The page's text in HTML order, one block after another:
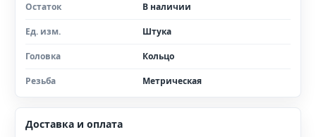
Остаток В наличии
Ед. изм. Штука
Головка Кольцо
Резьба Метрическая
Доставка и оплата